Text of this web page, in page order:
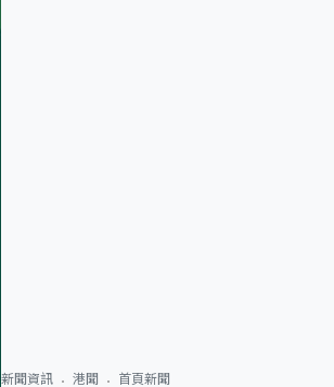
新聞資訊 港聞 首頁新聞